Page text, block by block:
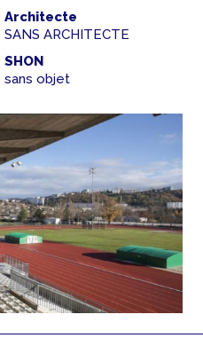
Architecte
SANS ARCHITECTE
SHON
sans objet